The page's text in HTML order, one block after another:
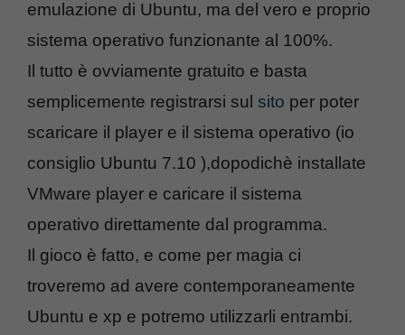
emulazione di Ubuntu, ma del vero e proprio
sistema operativo funzionante al 100%.
Il tutto è ovviamente gratuito e basta
semplicemente registrarsi sul sito per poter
scaricare il player e il sistema operativo (io
consiglio Ubuntu 7.10 ),dopodichè installate
VMware player e caricare il sistema
operativo direttamente dal programma.
Il gioco è fatto, e come per magia ci
troveremo ad avere contemporaneamente
Ubuntu e xp e potremo utilizzarli entrambi.